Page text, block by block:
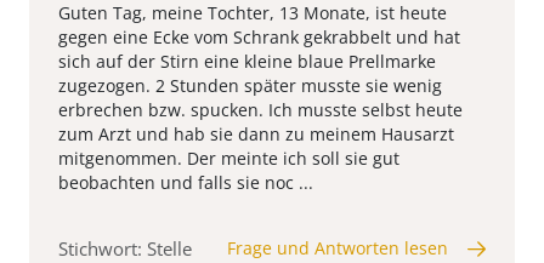
Guten Tag, meine Tochter, 13 Monate, ist heute
gegen eine Ecke vom Schrank gekrabbelt und hat
sich auf der Stirn eine kleine blaue Prellmarke
zugezogen. 2 Stunden später musste sie wenig
erbrechen bzw. spucken. Ich musste selbst heute
zum Arzt und hab sie dann zu meinem Hausarzt
mitgenommen. Der meinte ich soll sie gut
beobachten und falls sie noc ...
Stichwort: Stelle Frage und Antworten lesen